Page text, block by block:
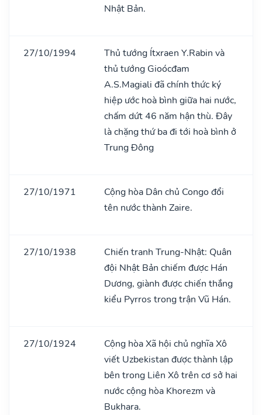
Nhật Bản.
27/10/1994
Thủ tướng Ítxraen Y.Rabin và
thủ tướng Gioócđam
A.S.Magiali đã chính thức ký
hiệp ước hoà bình giữa hai nước,
chấm dứt 46 năm hận thù. Đây
là chặng thứ ba đi tới hoà bình ở
Trung Đông
27/10/1971
Cộng hòa Dân chủ Congo đổi
tên nước thành Zaire.
27/10/1938
Chiến tranh Trung-Nhật: Quân
đội Nhật Bản chiếm được Hán
Dương, giành được chiến thắng
kiểu Pyrros trong trận Vũ Hán.
27/10/1924
Cộng hòa Xã hội chủ nghĩa Xô
viết Uzbekistan được thành lập
bên trong Liên Xô trên cơ sở hai
nước cộng hòa Khorezm và
Bukhara.